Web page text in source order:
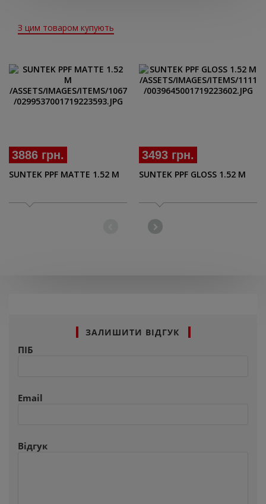
З цим товаром купують
3886 грн.
SUNTEK PPF MATTE 1.52 M
3493 грн.
SUNTEK PPF GLOSS 1.52 M
ЗАЛИШИТИ ВІДГУК
ПІБ
Email
Відгук